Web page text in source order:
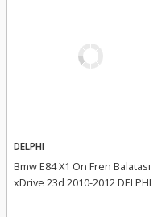
DELPHI
Bmw E84 X1 Ön Fren Balatası
xDrive 23d 2010-2012 DELPHI